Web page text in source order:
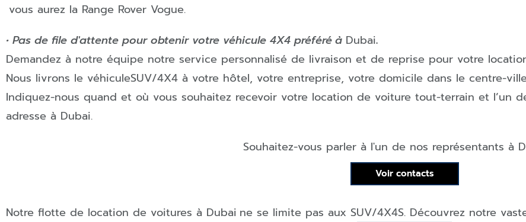
vous aurez la Range Rover Vogue.
• Pas de file d'attente pour obtenir votre véhicule 4X4 préféréà Dubai.
Demandez à notre équipe notre service personnalisé de livraison et de reprise pour votre
Nous livrons le véhiculeSUV/4X4 à votre hôtel, votre entreprise, votre domicile dans le centre-
Indiquez-nous quand et où vous souhaitez recevoir votre location de voiture tout-terrain et l’un
adresse à Dubai.
Souhaitez-vous parler à l'un de nos représentants à
Voir contacts
Notre flotte de location de voitures à Dubai ne se limite pas aux SUV/4X4S. Découvrez notre